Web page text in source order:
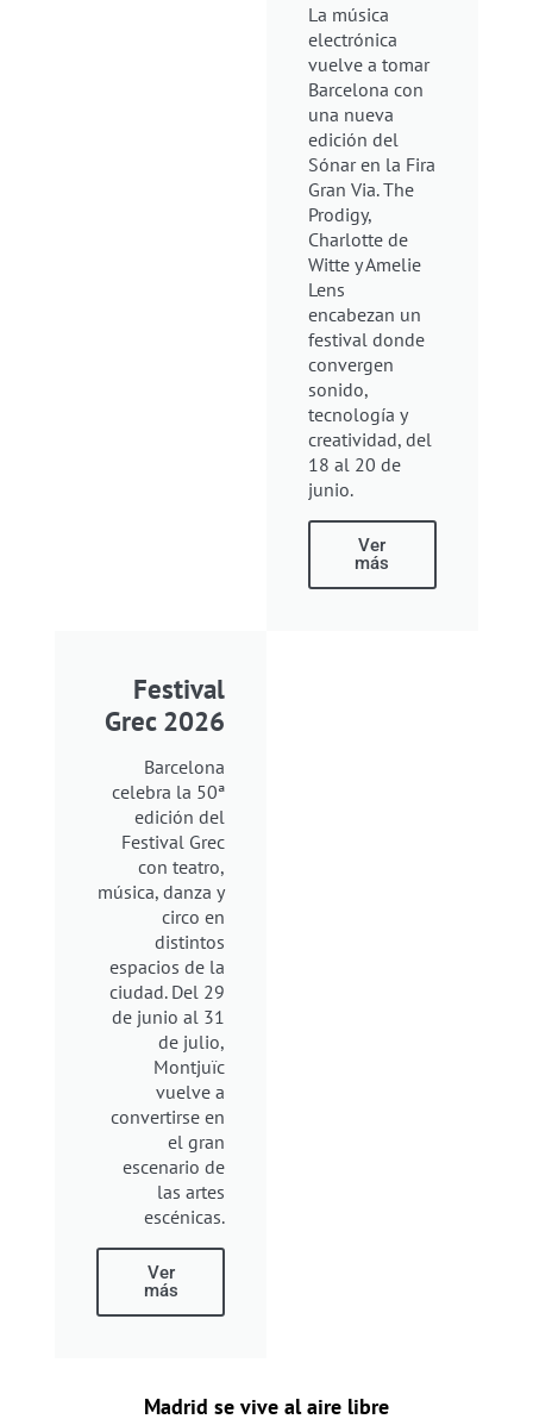
La música
electrónica
vuelve a tomar
Barcelona con
una nueva
edición del
Sónar en la Fira
Gran Via. The
Prodigy,
Charlotte de
Witte y Amelie
Lens
encabezan un
festival donde
convergen
sonido,
tecnología y
creatividad, del
18 al 20 de
junio.
Ver
más
Festival
Grec 2026
Barcelona
celebra la 50ª
edición del
Festival Grec
con teatro,
música, danza y
circo en
distintos
espacios de la
ciudad. Del 29
de junio al 31
de julio,
Montjuïc
vuelve a
convertirse en
el gran
escenario de
las artes
escénicas.
Ver
más
Madrid se vive al aire libre